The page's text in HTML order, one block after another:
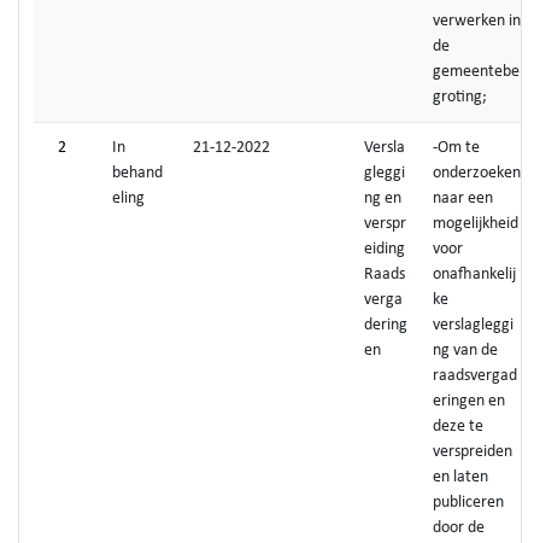
verwerken in
de
gemeentebe
groting;
2
In
behand
eling
21-12-2022
Versla
gleggi
ng en
verspr
eiding
Raads
verga
dering
en
-Om te
onderzoeken
naar een
mogelijkheid
voor
onafhankelij
ke
verslagleggi
ng van de
raadsvergad
eringen en
deze te
verspreiden
en laten
publiceren
door de